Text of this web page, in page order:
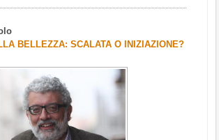
BELLEZZA: SCALATA O INIZIAZIONE?